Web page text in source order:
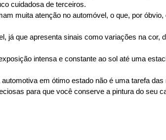
cuidadosa de terceiros.
muita atenção no automóvel, o que, por
já que apresenta sinais como variações na cor,
intensa e constante ao sol até uma
em ótimo estado não é uma tarefa
para que você conserve a pintura do seu